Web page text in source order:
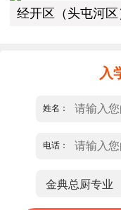
入
姓名：
电话：